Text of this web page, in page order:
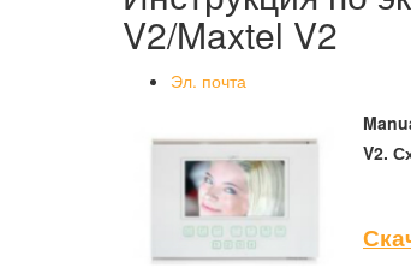
V2/Maxtel V2
Эл. почта
V2.